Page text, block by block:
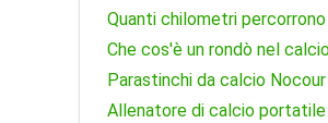
Quanti chilometri
Che cos'è un rondò nel
Parastinchi da calcio
Allenatore di calcio